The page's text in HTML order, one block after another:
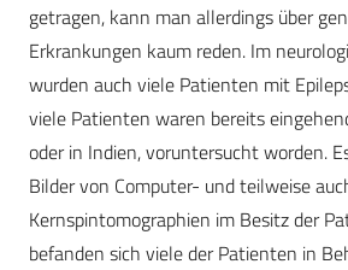
getragen, kann man allerdings über
Erkrankungen kaum reden. Im
wurden auch viele Patienten mit
viele Patienten waren bereits
oder in Indien, voruntersucht worden.
Bilder von Computer- und teilweise
Kernspintomographien im Besitz der
befanden sich viele der Patienten in